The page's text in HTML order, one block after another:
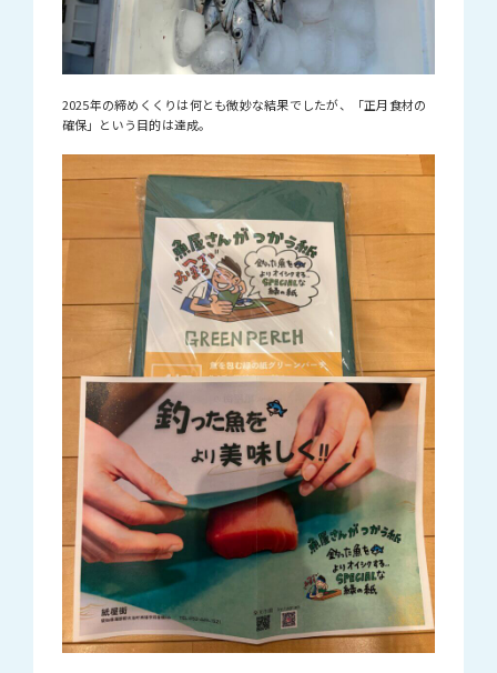
2025年の締めくくりは何とも微妙な結果でしたが、「正月食材の
確保」という目的は達成。